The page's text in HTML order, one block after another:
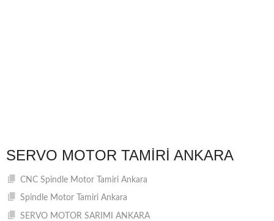
SERVO MOTOR TAMIRI ANKARA
CNC Spindle Motor Tamiri Ankara
Spindle Motor Tamiri Ankara
SERVO MOTOR SARIMI ANKARA